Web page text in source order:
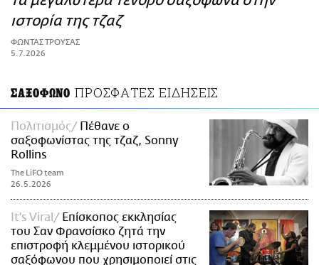
ΑΜΠΑ
PRINT
ιστορία της τζαζ
ΦΩΝΤΑΣ ΤΡΟΥΣΑΣ
5.7.2026
ΣΑΞΟΦΩΝΟ ΠΡΟΣΦΑΤΕΣ ΕΙΔΗΣΕΙΣ
Πολιτισμός
Πέθανε ο
σαξοφωνίστας της τζαζ, Sonny
Rollins
The LiFO team
26.5.2026
It's Viral
Επίσκοπος εκκλησίας
του Σαν Φρανσίσκο ζητά την
επιστροφή κλεμμένου ιστορικού
σαξόφωνου που χρησιμοποιεί στις